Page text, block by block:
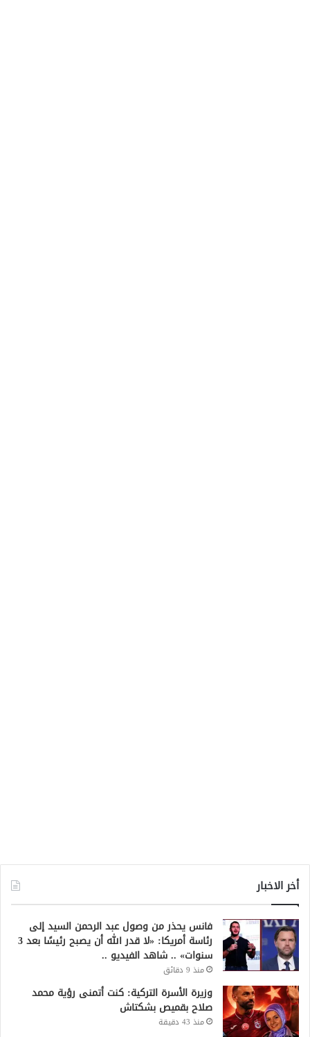
أخر الاخبار
فانس يحذر من وصول عبد الرحمن السيد إلى
رئاسة أمريكا: «لا قدر الله أن يصبح رئيسًا بعد 3
سنوات» .. شاهد الفيديو ..
منذ 9 دقائق
وزيرة الأسرة التركية: كنت أتمنى رؤية محمد
صلاح بقميص بشكتاش
منذ 43 دقيقة